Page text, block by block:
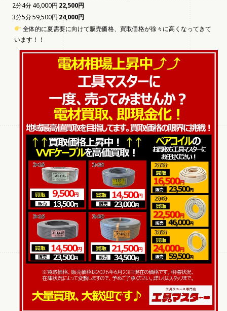
2分4分46,000円 22,500円
3分5分59,500円 24,000円
全体的に夏需要に向けて販売価格、買取価格が徐々に高くなってきて
います！！